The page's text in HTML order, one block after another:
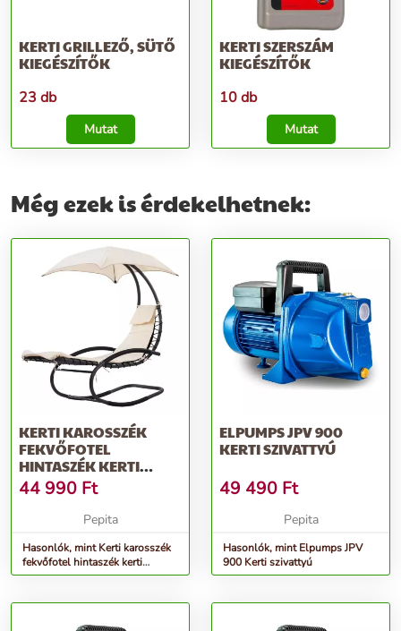
KERTI GRILLEZŐ, SÜTŐ
KIEGÉSZÍTŐK
23 db
Mutat
KERTI SZERSZÁM
KIEGÉSZÍTŐK
10 db
Mutat
Még ezek is érdekelhetnek:
KERTI KAROSSZÉK
FEKVŐFOTEL
HINTASZÉK KERTI
FÜGGŐÁGY
44 990 Ft
Pepita
Hasonlók, mint Kerti karosszék
fekvőfotel hintaszék kerti
függőágy
ELPUMPS JPV 900
KERTI SZIVATTYÚ
49 490 Ft
Pepita
Hasonlók, mint Elpumps JPV
900 Kerti szivattyú